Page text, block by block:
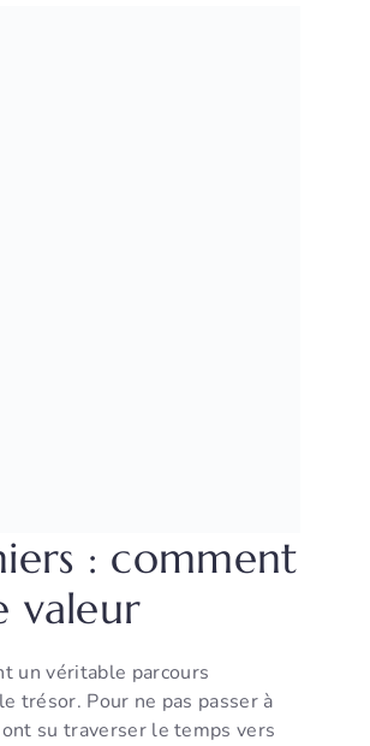
: comment
valeur
un véritable parcours
trésor. Pour ne pas passer à
su traverser le temps vers